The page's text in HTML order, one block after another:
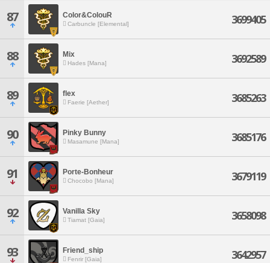
87 Color&ColouR
Carbuncle [Elemental] 3699405
88 Mix
Hades [Mana] 3692589
89 flex
Faerie [Aether] 3685263
90 Pinky Bunny
Masamune [Mana] 3685176
91 Porte-Bonheur
Chocobo [Mana] 3679119
92 Vanilla Sky
Tiamat [Gaia] 3658098
93 Friend_ship
Fenrir [Gaia] 3642957